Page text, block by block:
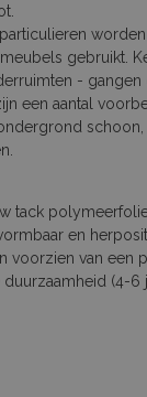
gebruikt.
-
een aantal
schoon,
tack
en
voorzien van een
(4-6